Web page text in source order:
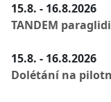
15.8. - 16.8.2026
TANDEM
15.8. - 16.8.2026
Dolétání na